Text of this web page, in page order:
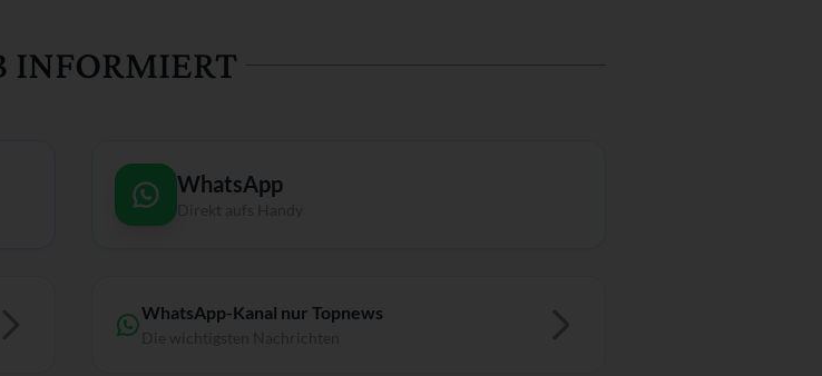
INFORMIERT
WhatsApp
Direkt aufs Handy
WhatsApp-Kanal nur Topnews